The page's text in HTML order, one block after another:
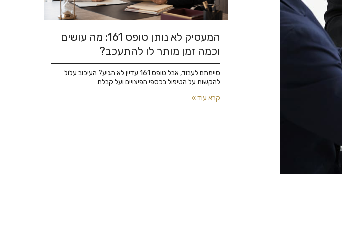
המעסיק לא נותן טופס 161: מה עושים
וכמה זמן מותר לו להתעכב?
סיימתם לעבוד, אבל טופס 161 עדיין לא הגיע? העיכוב עלול
להקשות על הטיפול בכספי הפיצויים ועל קבלת
קרא עוד »